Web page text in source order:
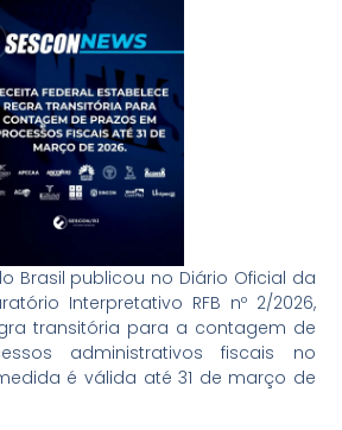
Brasil publicou no Diário Oficial da
Interpretativo RFB nº 2/2026,
transitória para a contagem de
administrativos fiscais no
é válida até 31 de março de